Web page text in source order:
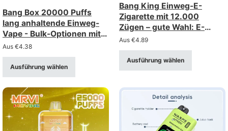
Bang Box 20000 Puffs
lang anhaltende Einweg-
Vape - Bulk-Optionen mit
großem Rabatt
Aus €4.38
Ausführung wählen
Bang King Einweg-E-
Zigarette mit 12.000
Zügen – gute Wahl: E-
Zigarette mit Mesh-Spule,
Großabnahme, Großhandel
Aus €4.89
Ausführung wählen